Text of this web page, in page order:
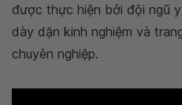
được thực hiện bởi đội ngũ
dày dặn kinh nghiệm và
chuyên nghiệp.